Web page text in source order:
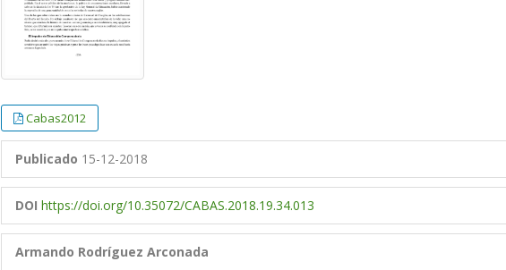
Cabas2012
Publicado 15-12-2018
DOI https://doi.org/10.35072/CABAS.2018.19.34.013
Armando Rodríguez Arconada